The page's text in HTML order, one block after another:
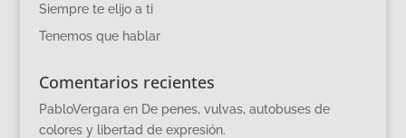
Siempre te elijo a ti
Tenemos que hablar
Comentarios recientes
PabloVergara en De penes, vulvas, autobuses de
colores y libertad de expresión.